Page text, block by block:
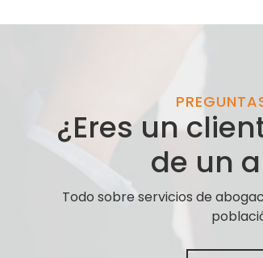
¿Eres un
de un
Todo sobre servicios de